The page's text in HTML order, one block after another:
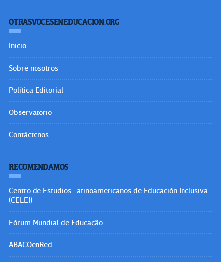
OTRASVOCESENEDUCACION.ORG
Inicio
Sobre nosotros
Política Editorial
Observatorio
Contáctenos
RECOMENDAMOS
Centro de Estudios Latinoamericanos de Educación Inclusiva
(CELEI)
Fórum Mundial de Educação
ABACOenRed